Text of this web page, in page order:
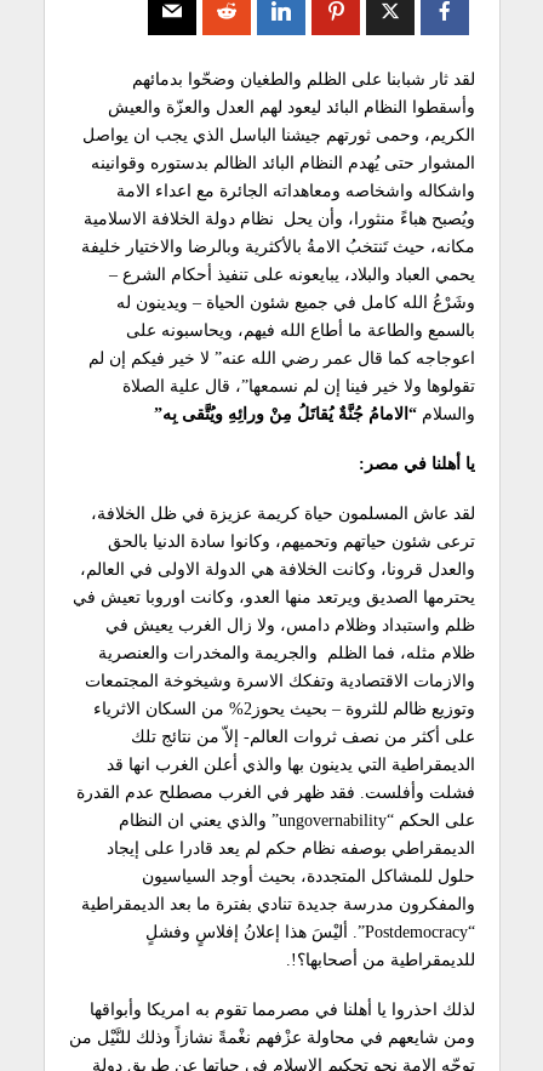
لقد ثار شبابنا على الظلم والطغيان وضحّوا بدمائهم
وأسقطوا النظام البائد ليعود لهم العدل والعزّة والعيش
الكريم، وحمى ثورتهم جيشنا الباسل الذي يجب ان يواصل
المشوار حتى يُهدم النظام البائد الظالم بدستوره وقوانينه
واشكاله واشخاصه ومعاهداته الجائرة مع اعداء الامة
ويُصبح هباءً منثورا، وأن يحل نظام دولة الخلافة الاسلامية
مكانه، حيث تَنتخبُ الامةُ بالأكثرية وبالرضا والاختيار خليفة
يحمي العباد والبلاد، يبايعونه على تنفيذ أحكام الشرع –
وشَرْعُ الله كامل في جميع شئون الحياة – ويدينون له
بالسمع والطاعة ما أطاع الله فيهم، ويحاسبونه على
اعوجاجه كما قال عمر رضي الله عنه” لا خير فيكم إن لم
تقولوها ولا خير فينا إن لم نسمعها”، قال علية الصلاة
والسلام“الامامُ جُنَّةٌ يُقاتَلُ مِنْ ورائِهِ ويُتَّقى بِه”
يا أهلنا في مصر:
لقد عاش المسلمون حياة كريمة عزيزة في ظل الخلافة،
ترعى شئون حياتهم وتحميهم، وكانوا سادة الدنيا بالحق
والعدل قرونا، وكانت الخلافة هي الدولة الاولى في العالم،
يحترمها الصديق ويرتعد منها العدو، وكانت اوروبا تعيش في
ظلم واستبداد وظلام دامس، ولا زال الغرب يعيش في
ظلام مثله، فما الظلم والجريمة والمخدرات والعنصرية
والازمات الاقتصادية وتفكك الاسرة وشيخوخة المجتمعات
وتوزيع ظالم للثروة – بحيث يحوز2% من السكان الاثرياء
على أكثر من نصف ثروات العالم- إلاّ من نتائج تلك
الديمقراطية التي يدينون بها والذي أعلن الغرب انها قد
فشلت وأفلست. فقد ظهر في الغرب مصطلح عدم القدرة
على الحكم “ungovernability” والذي يعني ان النظام
الديمقراطي بوصفه نظام حكم لم يعد قادرا على إيجاد
حلول للمشاكل المتجددة، بحيث أوجد السياسيون
والمفكرون مدرسة جديدة تنادي بفترة ما بعد الديمقراطية
“Postdemocracy”. أليْسَ هذا إعلانُ إفلاسٍ وفشلٍ
للديمقراطية من أصحابها؟!.
لذلك احذروا يا أهلنا في مصرمما تقوم به امريكا وأبواقها
ومن شايعهم في محاولة عزْفهم نغْمةً نشازاً وذلك للنَّيْل من
توجّه الامة نحو تحكيم الاسلام في حياتها عن طريق دولة